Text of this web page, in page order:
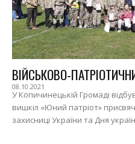
ВІЙСЬКОВО-
08.10.2021
У Копичинецькій Громаді
вишкіл «Юний патріот»
захисниці України та Дня